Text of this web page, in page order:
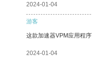
2024-01-04
游客
这款加速器VPM应用程
2024-01-04